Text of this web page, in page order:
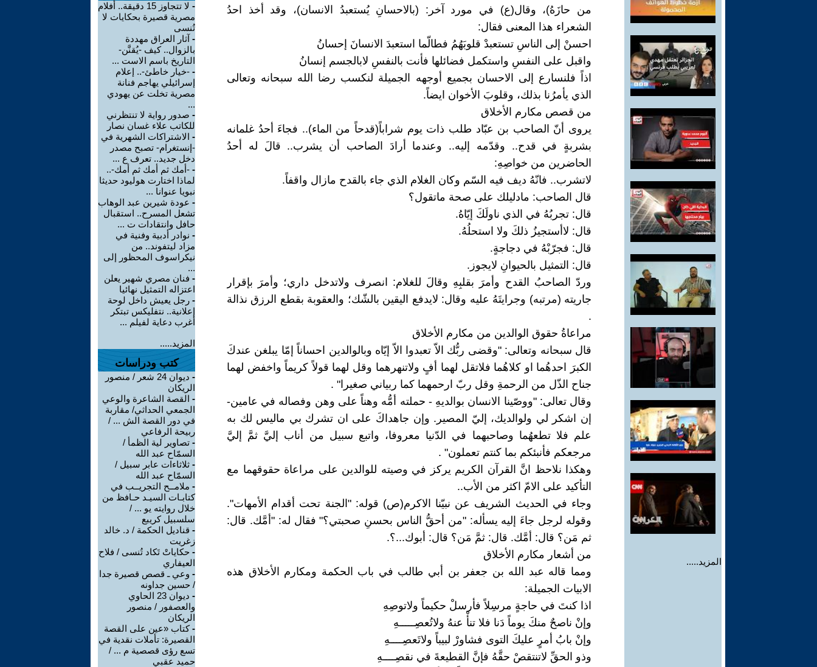
المزيد.....
من حازَهُ)، وقال(ع) في مورد آخر: (بالاحسانِ يُستعبدُ الانسان)، وقد أخذ احدُ
الشعراء هذا المعنى فقال:
احسنْ إلى الناسِ تستعبدْ قلوبَهُمُ فطالّما استعبدَ الانسانَ إحسانُ
واقبل على النفسِ واستكمل فضائلها فأنت بالنفسِ لابالجسم إنسانُ
اذاً فلنسارع إلى الاحسان بجميع أوجهه الجميلة لنكسب رضا الله سبحانه وتعالى
الذي يأمرُنا بذلك، وقلوبَ الأخوان ايضاً.
من قصص مكارم الأخلاق
يروى أنّ الصاحب بن عبّاد طلب ذات يوم شراباً(قدحاً من الماء).. فجاءَ أحدُ غلمانه
بشربةٍ في قدح.. وقدّمه إليه.. وعندما أرادَ الصاحب أن يشرب.. قالَ له أحدُ
الحاضرين من خواصِهِ:
لاتشرب.. فانّهُ ديف فيه السّم وكان الغلام الذي جاء بالقدح مازال واقفاً.
قال الصاحب: مادليلك على صحة ماتقول؟
قال: تجربُهُ في الذي ناولَكَ إيّاهُ.
قال: لاأستجيزُ ذلكَ ولا استحلُهُ.
قال: فجرّبْهُ في دجاجةٍ.
قال: التمثيل بالحيوانِ لايجوز.
وردّ الصاحبُ القدح وأمرَ بقلبِهِ وقالَ للغلام: انصرف ولاتدخل داري؛ وأمرَ بإقرار
جاريته (مرتبه) وجرايتَهُ عليه وقال: لايدفع اليقين بالشّك؛ والعقوبة بقطع الرزق نذالة
.
مراعاةُ حقوق الوالدين من مكارم الأخلاق
قال سبحانه وتعالى: "وقضى ربُّك الاّ تعبدوا الاّ إيّاه وبالوالدين احساناً إمّا يبلغن عندكَ
الكبرَ احدهُما او كلاهُما فلاتقل لهما أفٍ ولاتنهرهما وقل لهما قولاً كريماً واخفض لهما
جناح الذّل من الرحمةِ وقل ربّ ارحمهما كما ربياني صغيرا" .
وقال تعالى: "ووصّينا الانسان بوالديهِ - حملته أمُّه وهناً على وهن وفصاله في عامين-
إن اشكر لي ولوالديك، إليّ المصير. وإن جاهداكَ على ان تشرك بي ماليس لك به
علم فلا تطعهُما وصاحبهما في الدّنيا معروفا، واتبع سبيل من أناب إليَّ ثمَّ إليَّ
مرجعكم فأنبئكم بما كنتم تعملون" .
وهكذا نلاحظ انَّ القرآن الكريم يركز في وصيته للوالدين على مراعاة حقوقهما مع
التأكيد على الامّ اكثر من الأب..
وجاء في الحديث الشريف عن نبيّنا الاكرم(ص) قوله: "الجنة تحت أقدام الأمهات".
وقوله لرجل جاءَ إليه يسأله: "من أحقُّ الناس بحسنِ صحبتي؟" فقال له: "أمَّك. قال:
ثم مَن؟ قال: أمَّك. قال: ثمَّ مَن؟ قال: أبوك...؟.
من أشعار مكارم الأخلاق
ومما قاله عبد الله بن جعفر بن أبي طالب في باب الحكمة ومكارم الأخلاق هذه
الابيات الجميلة:
اذا كنتَ في حاجةٍ مرسِلاً فأرسلْ حكيماً ولاتوصِهِ
وإنْ ناصحٌ منكَ يوماً دَنا فلا تنأْ عنهُ ولاتُعصِـــــهِ
وإنْ بابُ أمرٍ عليكَ التوى فشاورْ لبيباً ولاتَعصِــــهِ
وذو الحقِّ لاتنتقصْ حقَّهُ فإنَّ القطيعةَ في نقصِــــهِ
-
لا تتجاوز 15 دقيقة.. أفلام
مصرية قصيرة بحكايات لا
تُنسى
- آثار العراق مهددة
بالزوال.. كيف -يُقنَّن-
التاريخ باسم الاست ...
- -خيار خاطئ-.. إعلام
إسرائيلي يهاجم فنانة
مصرية تخلت عن يهودي
...
- صدور رواية لا تنتظرني
للكاتب علاء غسان نصار
- الاشتراكات الشهرية في
-إنستغرام- تصبح مصدر
دخل جديد.. تعرف ع ...
- -أمك ثم أمك ثم أمك-..
لماذا اختارت هوليود حديثا
نبويا عنوانا ...
- عودة شيرين عبد الوهاب
تشعل المسرح.. استقبال
حافل وانتقادات ت ...
- نوادر أدبية وفنية في
مزاد ليتفوند.. من
نيكراسوف المحظور إلى
...
- فنان مصري شهير يعلن
اعتزاله التمثيل نهائيا
- رجل يعيش داخل لوحة
إعلانية.. نتفليكس تبتكر
أغرب دعاية لفيلم ...
المزيد.....
كتب ودراسات
-
ديوان 24 شعر / منصور
الريكان
- القصة الشاعرة والوعي
الجمعي الحداثي/ مقاربة
في دور القصة الش ... /
ربيحة الرفاعي
- تصاوير لية الظمأ /
السمّاح عبد الله
- ثلاثاءات عابر سبيل /
السمّاح عبد الله
- ملامــح التجريــب في
كتابـات السيـد حـافظ من
خلال روايته يو ... /
سلسبيل كريبع
- قناديل الحكمة / د. خالد
زغريت
- حكاياتْ تَكاد تُنسى / فلاح
العيفاري
- وعي ـ قصص قصيرة جدا
/ حسين جداونه
-
ديوان 23 الحاوي
والعصفور / منصور
الريكان
-كتاب «عين على القصة
القصيرة: تأملات نقدية في
تسع رؤى قصصية م ... /
حميد عقبي